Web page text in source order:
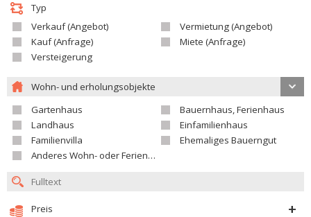
Typ
Verkauf (Angebot)
Vermietung (Angebot)
Kauf (Anfrage)
Miete (Anfrage)
Versteigerung
Wohn- und erholungsobjekte
Gartenhaus
Bauernhaus, Ferienhaus
Landhaus
Einfamilienhaus
Familienvilla
Ehemaliges Bauerngut
Anderes Wohn- oder Ferienobjekt
Preis